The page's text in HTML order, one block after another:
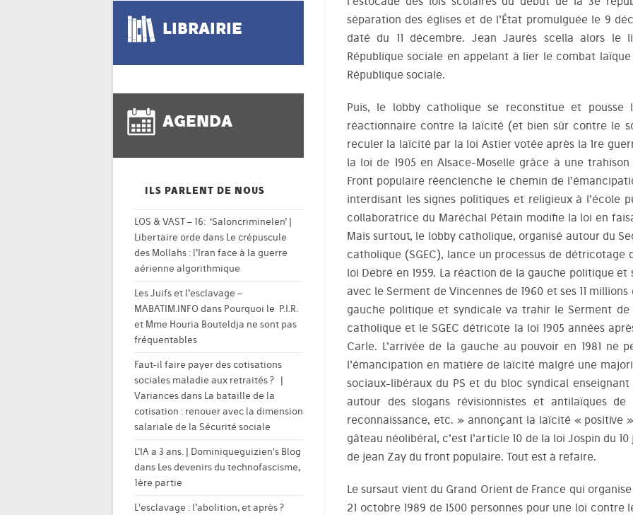
séparation des églises et de l’État promulguée le 9
daté du 11 décembre. Jean Jaurès scella alors
République sociale en appelant à lier le combat
République sociale.
Puis, le lobby catholique se reconstitue et
réactionnaire contre la laïcité (et bien sûr contre le
reculer la laïcité par la loi Astier votée après la 1re
la loi de 1905 en Alsace-Moselle grâce à une
Front populaire réenclenche le chemin de
interdisant les signes politiques et religieux à l’école
collaboratrice du Maréchal Pétain modifie la loi en
Mais surtout, le lobby catholique, organisé autour du
catholique (SGEC), lance un processus de
loi Debré en 1959. La réaction de la gauche politique
avec le Serment de Vincennes de 1960 et ses 11
gauche politique et syndicale va trahir le Serment
catholique et le SGEC détricote la loi 1905 années
Carle. L’arrivée de la gauche au pouvoir en 1981 ne
l’émancipation en matière de laïcité malgré une
sociaux-libéraux du PS et du bloc syndical
autour des slogans révisionnistes et antilaïques
reconnaissance, etc. » annonçant la laïcité « positive
gâteau néolibéral, c’est l’article 10 de la loi Jospin du
de jean Zay du front populaire. Tout est à refaire.
Le sursaut vient du Grand Orient de France qui
21 octobre 1989 de 1500 personnes pour une loi contre
LIBRAIRIE
AGENDA
ILS PARLENT DE NOUS
LOS & VAST – 16: ‘Saloncriminelen’ |
Libertaire orde dans Le crépuscule
des Mollahs : l’Iran face à la guerre
aérienne algorithmique
Les Juifs et l’esclavage –
MABATIM.INFO dans Pourquoi le P.I.R.
et Mme Houria Bouteldja ne sont pas
fréquentables
Faut-il faire payer des cotisations
sociales maladie aux retraités ? |
Variancesdans La bataille de la
cotisation : renouer avec la dimension
salariale de la Sécurité sociale
L’IA a 3 ans. | Dominiqueguizien's Blog
dans Les devenirs du technofascisme,
1ère partie
L'esclavage : l’abolition, et après ?